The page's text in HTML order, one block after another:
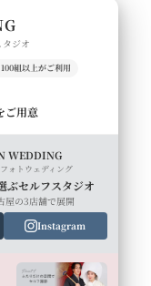
ジオ
組以上がご利用
ご用意
WEDDING
ォトウェディング
ぶセルフスタジオ
屋の3店舗で展開
Instagram